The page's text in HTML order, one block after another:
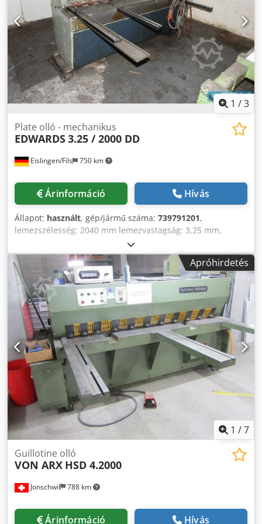
1 /3
Eislingen/Fils 750 km
Plate olló - mechanikus
EDWARDS3.25 / 2000 DD
Árinformáció Hívás
Állapot: használt, gép/jármű száma: 739791201,
lemezszélesség: 2040 mm lemezvastagság: 3,25 mm,
oszlopok közötti távolság: 2200 mm teljes
teljesítményigény: 7,5 kW a gép méretei kb .: 2,5,5 x 2,3 x
1,4 m Dcjdpfxecxxtys Ad Rek
Apróhirdetés
1 /7
Jonschwil 788 km
Guillotine olló
VON ARX HSD 4.2000
Árinformáció Hívás